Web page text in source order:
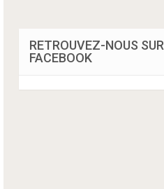
RETROUVEZ-NOUS SUR
FACEBOOK